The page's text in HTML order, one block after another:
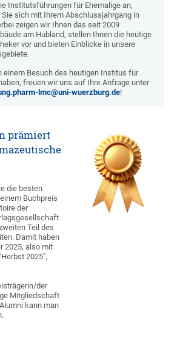
Institutsführungen für Ehemalige an,
sich mit Ihrem Abschlussjahrgang in
zeigen wir Ihnen das seit 2009
am Hubland, stellen Ihnen die heutige
vor und bieten Einblicke in unsere
einem Besuch des heutigen Institus für
freuen wir uns auf Ihre Anfrage unter
lmc@uni-wuerzburg.de!
prämiert
die besten
Buchpreis
der
Teil des
Damit haben
2025, also mit
2025",
der
Mitgliedschaft
kann man